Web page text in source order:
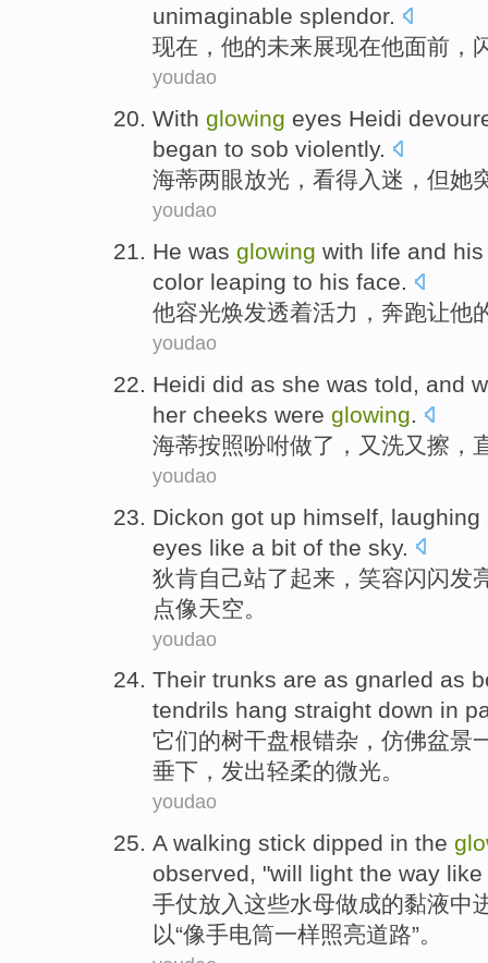
unimaginable splendor.
现在 ， 他的未来展现在他面前 ，
youdao
With glowing eyes Heidi
began to sob violently.
海蒂两眼放光，看得入迷， 但她
youdao
He was glowing with life and
color leaping to his face.
他容光焕发透着活力 ， 奔跑让他
youdao
Heidi did as she was told, and
her cheeks were glowing.
海蒂按照吩咐做了 ， 又 洗又 擦 ，
youdao
Dickon got up himself laughing
eyes like a bit of the sky.
狄肯自己站了起来 ， 笑容闪闪发
点像天空 。
youdao
Their trunks are as gnarled as
tendrils hang straight down in
它们的树干盘根错杂， 仿佛盆景
垂下，发出轻柔的微光。
youdao
A walking stick dipped in the
observed, "will light the way like
手仗放入这些水母做成的黏液中
以“像手电筒一样照亮道路”。